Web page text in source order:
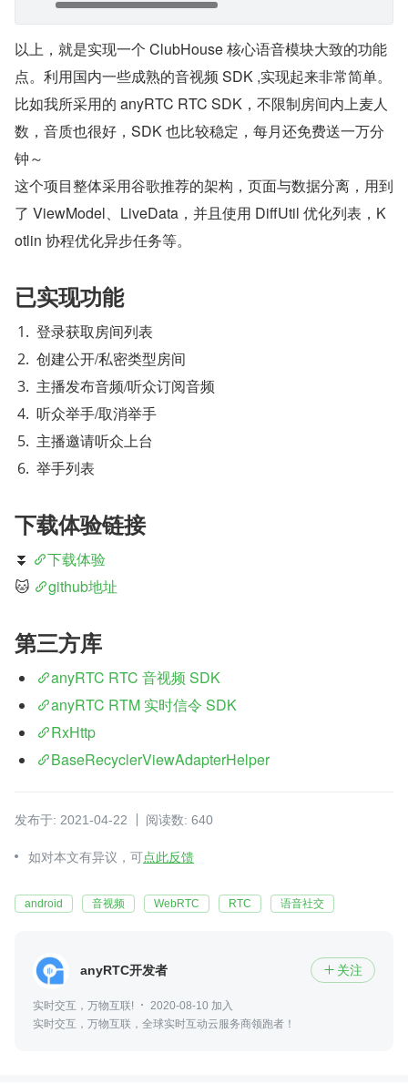
以上，就是实现一个 ClubHouse 核心语音模块大致的功能
点。利用国内一些成熟的音视频 SDK ,实现起来非常简单。
比如我所采用的 anyRTC RTC SDK，不限制房间内上麦人
数，音质也很好，SDK 也比较稳定，每月还免费送一万分
钟～
这个项目整体采用谷歌推荐的架构，页面与数据分离，用到
了 ViewModel、LiveData，并且使用 DiffUtil 优化列表，K
otlin 协程优化异步任务等。
已实现功能
登录获取房间列表
创建公开/私密类型房间
主播发布音频/听众订阅音频
听众举手/取消举手
主播邀请听众上台
举手列表
下载体验链接
⏬
下载体验
🐱
github地址
第三方库
anyRTC RTC 音视频 SDK
anyRTC RTM 实时信令 SDK
RxHttp
BaseRecyclerViewAdapterHelper
发布于: 2021-04-22 阅读数: 640
如对本文有异议，可点此反馈
android 音视频 WebRTC RTC 语音社交
anyRTC开发者  关注
实时交互，万物互联!
2020-08-10 加入
实时交互，万物互联，全球实时互动云服务商领跑者！